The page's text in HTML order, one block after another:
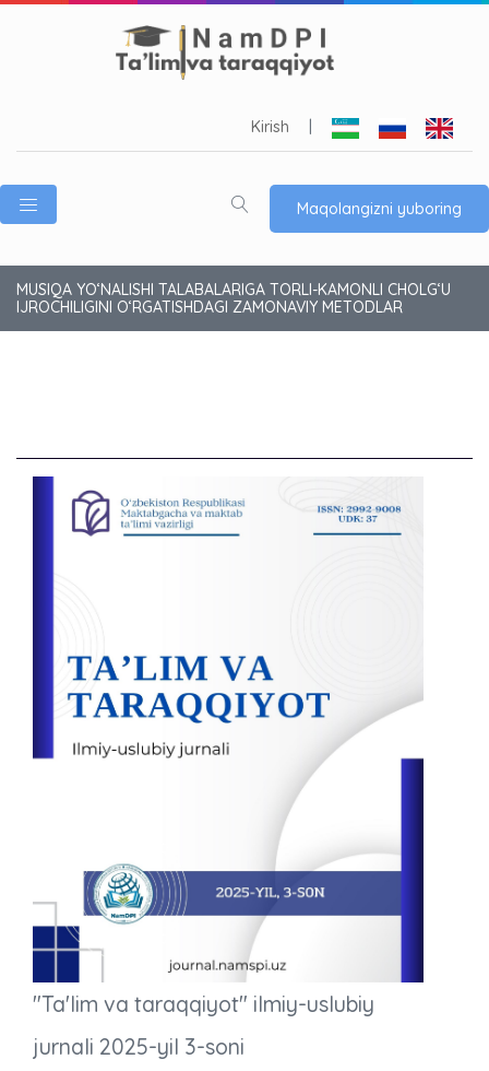
Kirish
Maqolangizni yuboring
MUSIQA YO‘NALISHI TALABALARIGA TORLI-KAMONLI CHOLG‘U
IJROCHILIGINI O‘RGATISHDAGI ZAMONAVIY METODLAR
"Ta'lim va taraqqiyot" ilmiy-uslubiy
jurnali 2025-yil 3-soni